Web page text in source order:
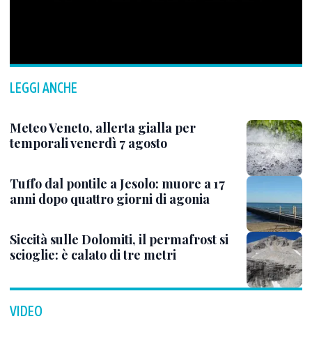
LEGGI ANCHE
Meteo Veneto, allerta gialla per
temporali venerdì 7 agosto
Tuffo dal pontile a Jesolo: muore a 17
anni dopo quattro giorni di agonia
Siccità sulle Dolomiti, il permafrost si
scioglie: è calato di tre metri
VIDEO